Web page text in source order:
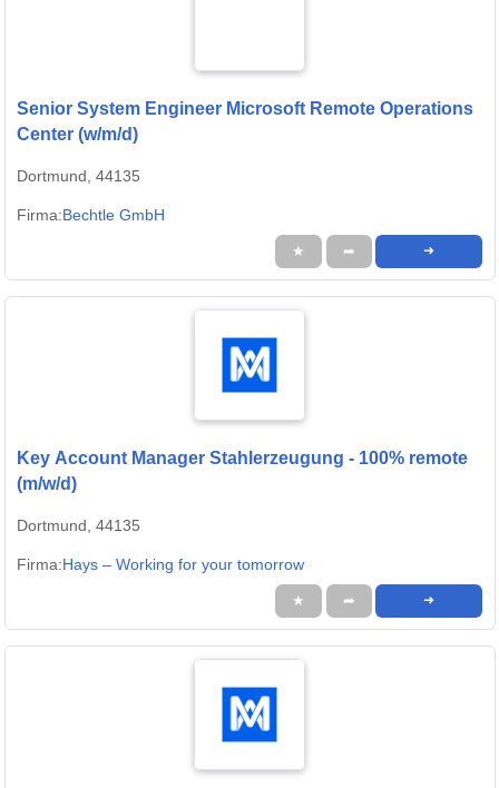
Senior System Engineer Microsoft Remote Operations
Center (w/m/d)
Dortmund, 44135
Firma:Bechtle GmbH
★ ➦ ➜
Key Account Manager Stahlerzeugung - 100% remote
(m/w/d)
Dortmund, 44135
Firma:Hays – Working for your tomorrow
★ ➦ ➜